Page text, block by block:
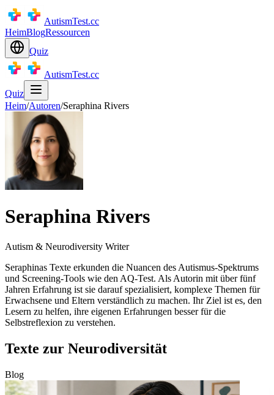
AutismTest.cc
HeimBlogRessourcen
Quiz
AutismTest.cc
Quiz
Heim/Autoren/Seraphina Rivers
Seraphina Rivers
Autism & Neurodiversity Writer
Seraphinas Texte erkunden die Nuancen des Autismus-Spektrums
und Screening-Tools wie den AQ-Test. Als Autorin mit über fünf
Jahren Erfahrung ist sie darauf spezialisiert, komplexe Themen für
Erwachsene und Eltern verständlich zu machen. Ihr Ziel ist es, den
Lesern zu helfen, ihre eigenen Erfahrungen besser für die
Selbstreflexion zu verstehen.
Texte zur Neurodiversität
Blog